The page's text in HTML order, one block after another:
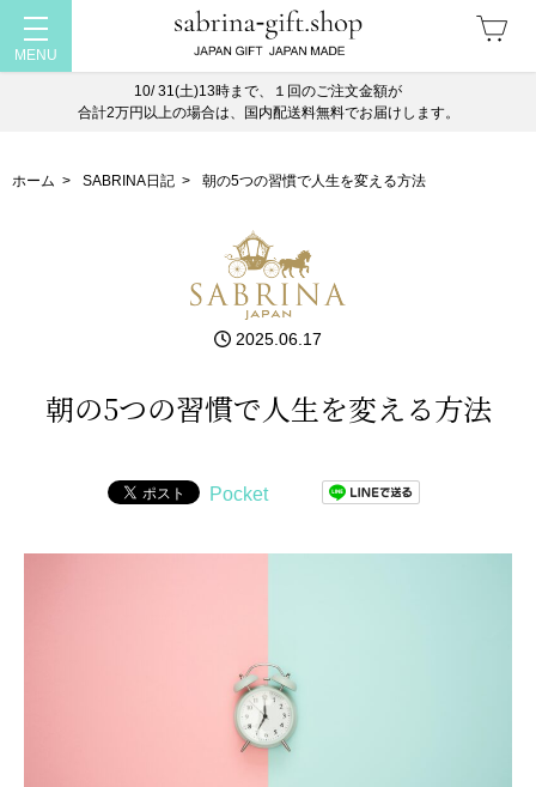
10/ 31(土)13時まで、１回のご注文金額が
合計2万円以上の場合は、国内配送料無料でお届けします。
ホーム > SABRINA日記 > 朝の5つの習慣で人生を変える方法
2025.06.17
朝の5つの習慣で人生を変える方法
Pocket